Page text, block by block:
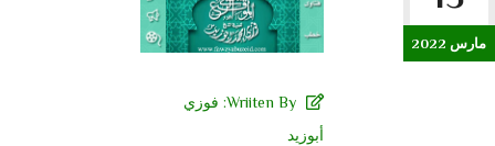
مارس 2022
Wriiten By: فوزي
أبوزيد